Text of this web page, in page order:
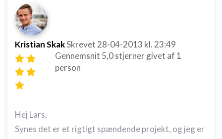
Kristian SkakSkrevet 28-04-2013 kl. 23:49
Gennemsnit 5,0stjerner givet af 1
person
Hej Lars,
Synes det er et rigtigt spændende projekt, og jeg er